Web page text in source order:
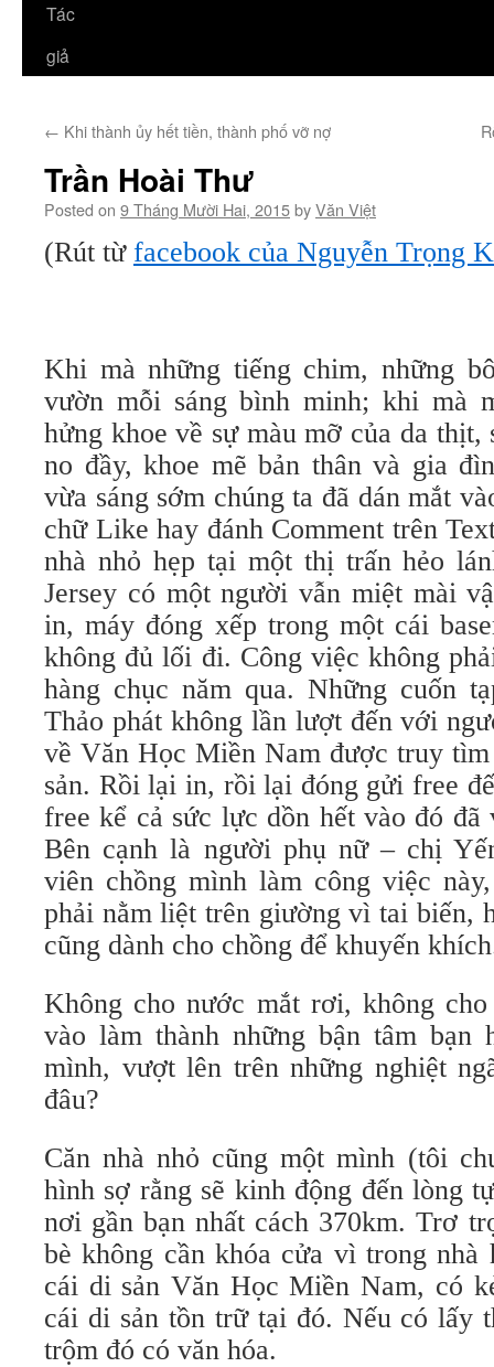
Tác
giả
← Khi thành ủy hết tiền, thành phố vỡ nợ
Trần Hoài Thư
Posted on 9 Tháng Mười Hai, 2015byVăn Việt
(Rút từ facebook của Nguyễn Trọng
Khi mà những tiếng chim, những
vườn mỗi sáng bình minh; khi mà
hửng khoe về sự màu mỡ của da thịt,
no đầy, khoe mẽ bản thân và gia
vừa sáng sớm chúng ta đã dán mắt
chữ Like hay đánh Comment trên
nhà nhỏ hẹp tại một thị trấn hẻo
Jersey có một người vẫn miệt mài
in, máy đóng xếp trong một cái
không đủ lối đi. Công việc không
hàng chục năm qua. Những cuốn
Thảo phát không lần lượt đến với
về Văn Học Miền Nam được truy
sản. Rồi lại in, rồi lại đóng gửi free
free kể cả sức lực dồn hết vào đó
Bên cạnh là người phụ nữ – chị
viên chồng mình làm công việc
phải nằm liệt trên giường vì tai biến,
cũng dành cho chồng để khuyến
Không cho nước mắt rơi, không
vào làm thành những bận tâm bạn
mình, vượt lên trên những nghiệt
đâu?
Căn nhà nhỏ cũng một mình (tôi
hình sợ rằng sẽ kinh động đến lòng
nơi gần bạn nhất cách 370km. Trơ
bè không cần khóa cửa vì trong nhà
cái di sản Văn Học Miền Nam, có
cái di sản tồn trữ tại đó. Nếu có lấy
trộm đó có văn hóa.